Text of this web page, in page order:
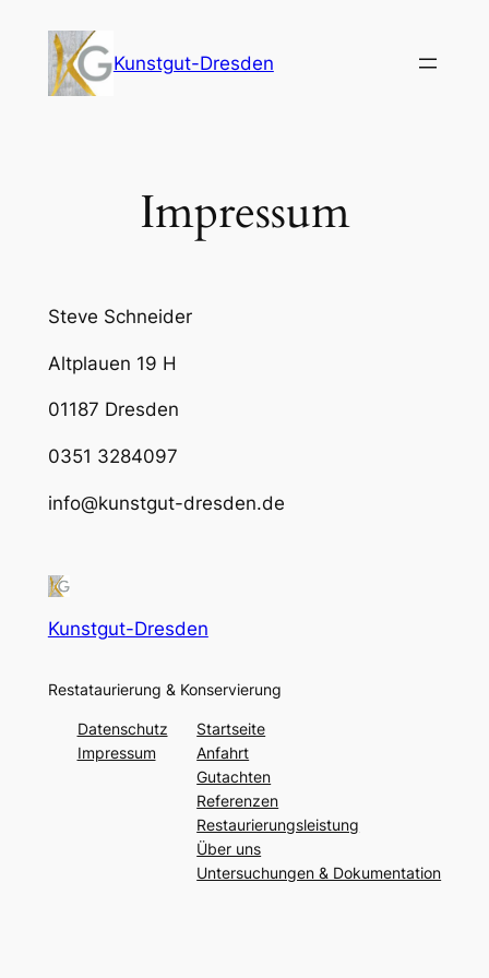
Inhalt
springen
Kunstgut-Dresden
Impressum
Steve Schneider
Altplauen 19 H
01187 Dresden
0351 3284097
info@kunstgut-dresden.de
Kunstgut-Dresden
Restataurierung & Konservierung
Datenschutz
Impressum
Startseite
Anfahrt
Gutachten
Referenzen
Restaurierungsleistung
Über uns
Untersuchungen & Dokumentation